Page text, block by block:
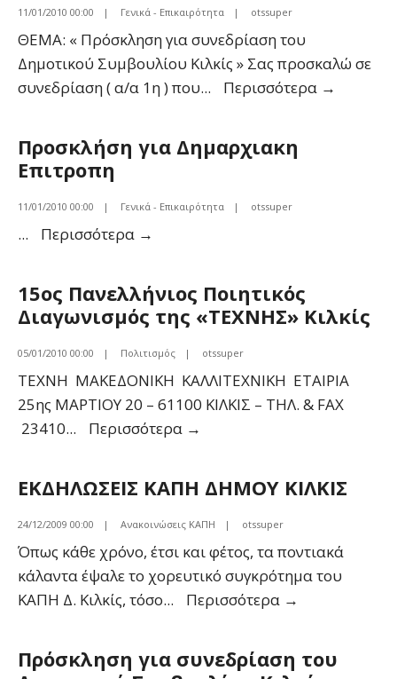
Δημοτικό
Αθλητικό
Κέντρο
Κιλκίς
11/01/2010 00:00 | Γενικά - Επικαιρότητα | otssuper
ΘΕΜΑ: « Πρόσκληση για συνεδρίαση του
Δημοτικού Συμβουλίου Κιλκίς » Σας προσκαλώ σε
συνεδρίαση ( α/α 1η ) που... Περισσότερα →
Προσκλήση για Δημαρχιακη
Επιτροπη
11/01/2010 00:00 | Γενικά - Επικαιρότητα | otssuper
... Περισσότερα →
Επιτροπη
15ος Πανελλήνιος Ποιητικός
Διαγωνισμός της «ΤΕΧΝΗΣ» Κιλκίς
05/01/2010 00:00 | Πολιτισμός | otssuper
ΤΕΧΝΗ ΜΑΚΕΔΟΝΙΚΗ ΚΑΛΛΙΤΕΧΝΙΚΗ ΕΤΑΙΡΙΑ
25ης ΜΑΡΤΙΟΥ 20 – 61100 ΚΙΛΚΙΣ – ΤΗΛ. & FAX
23410... Περισσότερα →
Διαγωνισμός
της
«ΤΕΧΝΗΣ»
Κιλκίς
ΕΚΔΗΛΩΣΕΙΣ ΚΑΠΗ ΔΗΜΟΥ ΚΙΛΚΙΣ
24/12/2009 00:00 | Ανακοινώσεις ΚΑΠΗ | otssuper
Όπως κάθε χρόνο, έτσι και φέτος, τα ποντιακά
κάλαντα έψαλε το χορευτικό συγκρότημα του
ΚΑΠΗ Δ. Κιλκίς, τόσο... Περισσότερα →
ΚΙΛΚΙΣ
Πρόσκληση για συνεδρίαση του